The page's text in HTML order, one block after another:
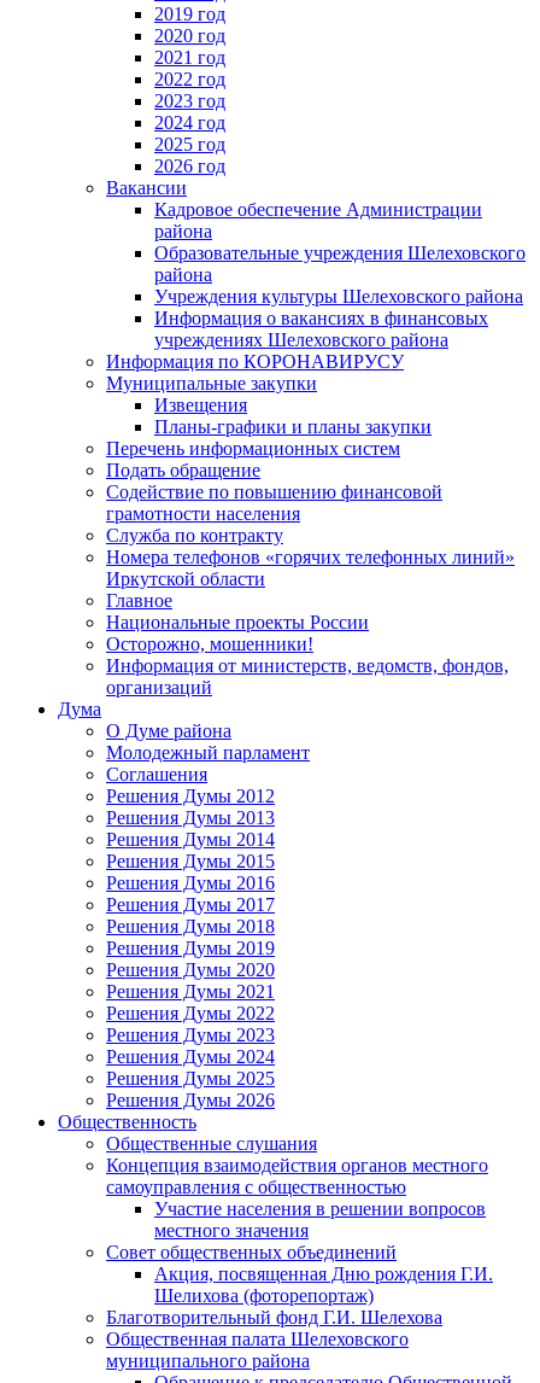
2019 год
2020 год
2021 год
2022 год
2023 год
2024 год
2025 год
2026 год
Вакансии
Кадровое обеспечение Администрации
района
Образовательные учреждения Шелеховского
района
Учреждения культуры Шелеховского района
Информация о вакансиях в финансовых
учреждениях Шелеховского района
Информация по КОРОНАВИРУСУ
Муниципальные закупки
Извещения
Планы-графики и планы закупки
Перечень информационных систем
Подать обращение
Содействие по повышению финансовой
грамотности населения
Служба по контракту
Номера телефонов «горячих телефонных линий»
Иркутской области
Главное
Национальные проекты России
Осторожно, мошенники!
Информация от министерств, ведомств, фондов,
организаций
Дума
О Думе района
Молодежный парламент
Соглашения
Решения Думы 2012
Решения Думы 2013
Решения Думы 2014
Решения Думы 2015
Решения Думы 2016
Решения Думы 2017
Решения Думы 2018
Решения Думы 2019
Решения Думы 2020
Решения Думы 2021
Решения Думы 2022
Решения Думы 2023
Решения Думы 2024
Решения Думы 2025
Решения Думы 2026
Общественность
Общественные слушания
Концепция взаимодействия органов местного
самоуправления с общественностью
Участие населения в решении вопросов
местного значения
Совет общественных объединений
Акция, посвященная Дню рождения Г.И.
Шелихова (фоторепортаж)
Благотворительный фонд Г.И. Шелехова
Общественная палата Шелеховского
муниципального района